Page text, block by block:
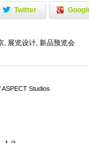
Twitter
, 展览设计,新品预览会
Studios